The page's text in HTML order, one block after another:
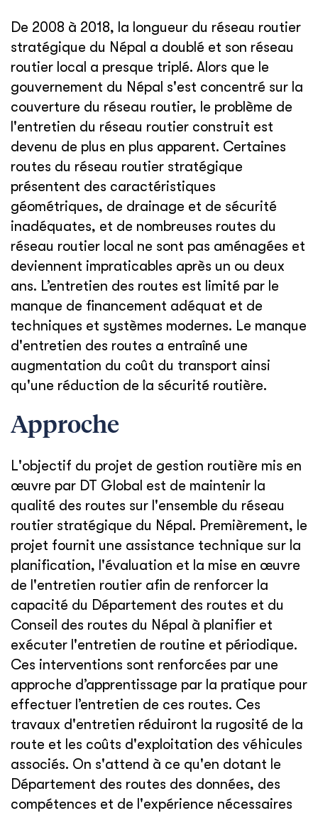
De 2008 à 2018, la longueur du réseau routier
stratégique du Népal a doublé et son réseau
routier local a presque triplé. Alors que le
gouvernement du Népal s'est concentré sur la
couverture du réseau routier, le problème de
l'entretien du réseau routier construit est
devenu de plus en plus apparent. Certaines
routes du réseau routier stratégique
présentent des caractéristiques
géométriques, de drainage et de sécurité
inadéquates, et de nombreuses routes du
réseau routier local ne sont pas aménagées et
deviennent impraticables après un ou deux
ans. L’entretien des routes est limité par le
manque de financement adéquat et de
techniques et systèmes modernes. Le manque
d'entretien des routes a entraîné une
augmentation du coût du transport ainsi
qu'une réduction de la sécurité routière.
Approche
L'objectif du projet de gestion routière mis en
œuvre par DT Global est de maintenir la
qualité des routes sur l'ensemble du réseau
routier stratégique du Népal. Premièrement, le
projet fournit une assistance technique sur la
planification, l'évaluation et la mise en œuvre
de l'entretien routier afin de renforcer la
capacité du Département des routes et du
Conseil des routes du Népal à planifier et
exécuter l'entretien de routine et périodique.
Ces interventions sont renforcées par une
approche d’apprentissage par la pratique pour
effectuer l’entretien de ces routes. Ces
travaux d'entretien réduiront la rugosité de la
route et les coûts d'exploitation des véhicules
associés. On s'attend à ce qu'en dotant le
Département des routes des données, des
compétences et de l'expérience nécessaires